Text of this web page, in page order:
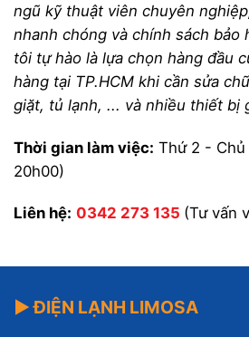
ngũ kỹ thuật viên chuyên
nhanh chóng và chính sách bảo
tôi tự hào là lựa chọn hàng đầu
hàng tại TP.HCM khi cần sửa
giặt, tủ lạnh, ... và nhiều thiết bị
Thời gian làm việc: Thứ 2 -
20h00)
Liên hệ: 0342 273 135 (Tư vấn
▶ ĐIỆN LẠNH LIMOSA